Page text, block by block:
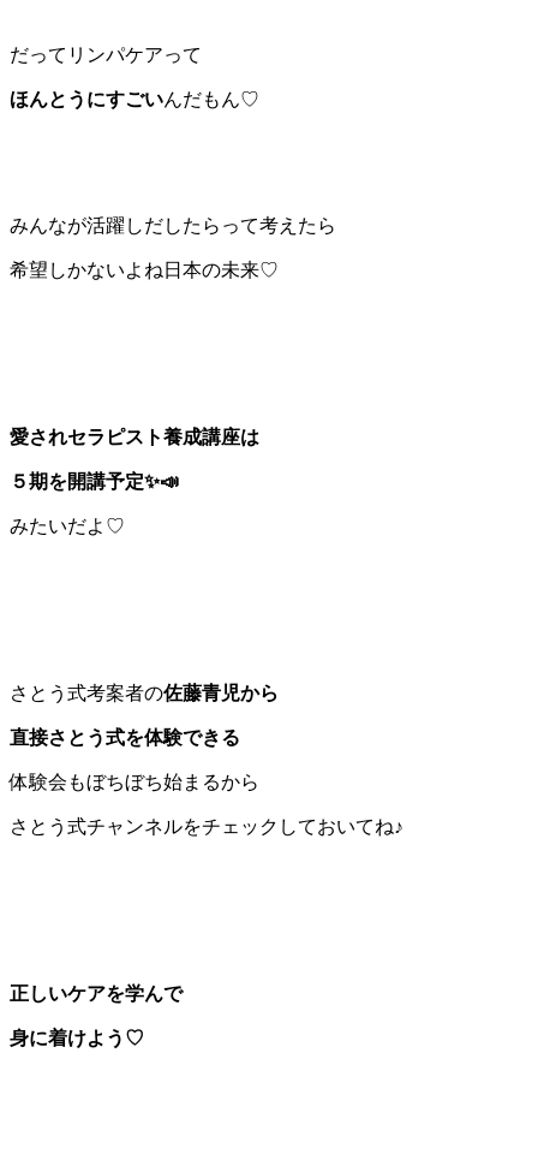
だってリンパケアって
ほんとうにすごいんだもん♡
みんなが活躍しだしたらって考えたら
希望しかないよね日本の未来♡
愛されセラピスト養成講座は
５期を開講予定✨📣
みたいだよ♡
さとう式考案者の佐藤青児から
直接さとう式を体験できる
体験会もぼちぼち始まるから
さとう式チャンネルをチェックしておいてね♪
正しいケアを学んで
身に着けよう♡